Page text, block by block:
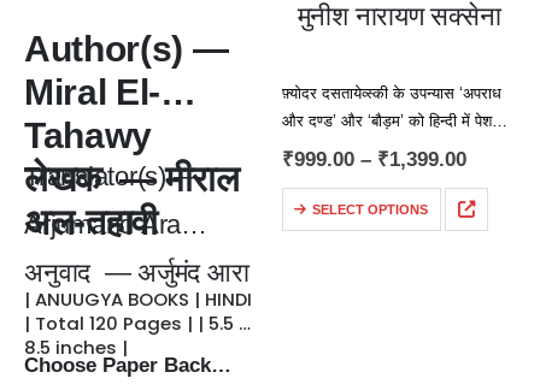
Author(s) —
Miral El-
Tahawy
लेखक — मीराल
अल-तहावी
Translator(s) —
Arjumand Ara
अनुवाद — अर्जुमंद आरा
| ANUUGYA BOOKS | HINDI
| Total 120 Pages | | 5.5 x
8.5 inches |
Choose Paper Back…
मुनीश नारायण सक्सेना
फ़्योदर दसतायेव्स्की के उपन्यास ‘अपराध
और दण्ड’ और ‘बौड़म’ को हिन्दी में पेश
करने वाले मुनीश नारायण सक्सेना का जन्म
₹999.00 – ₹1,399.00
SELECT OPTIONS